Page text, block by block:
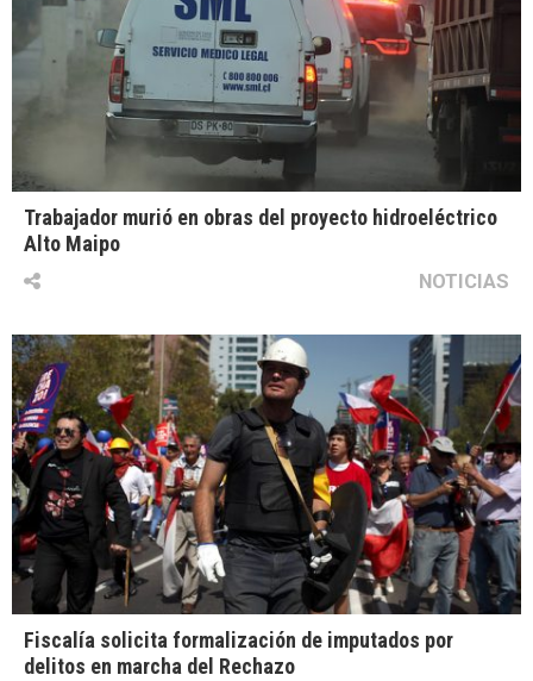
Trabajador murió en obras del proyecto hidroeléctrico
Alto Maipo
NOTICIAS
Fiscalía solicita formalización de imputados por
delitos en marcha del Rechazo